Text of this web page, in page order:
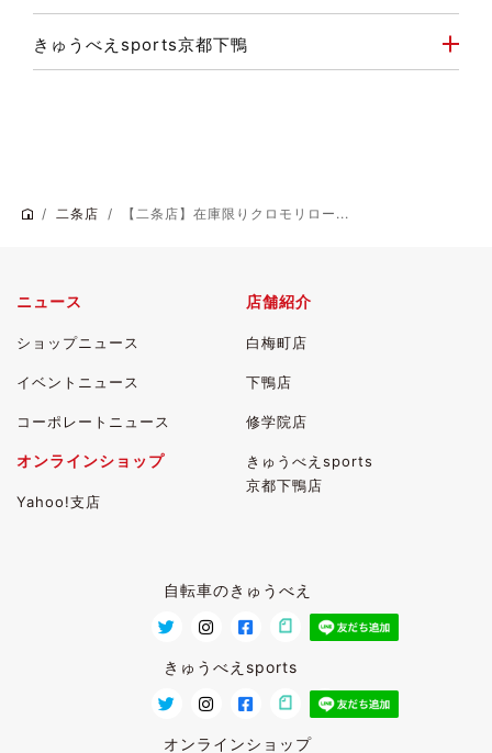
きゅうべえsports京都下鴨
二条店 【二条店】在庫限りクロモリロー...
ニュース
ショップニュース
イベントニュース
コーポレートニュース
店舗紹介
白梅町店
下鴨店
修学院店
きゅうべえsports
京都下鴨店
オンラインショップ
Yahoo!支店
自転車のきゅうべえ
きゅうべえsports
オンラインショップ